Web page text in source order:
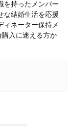
を持ったメンバー
な結婚生活を応援
ィネーター保持メ
購入に迷える方か